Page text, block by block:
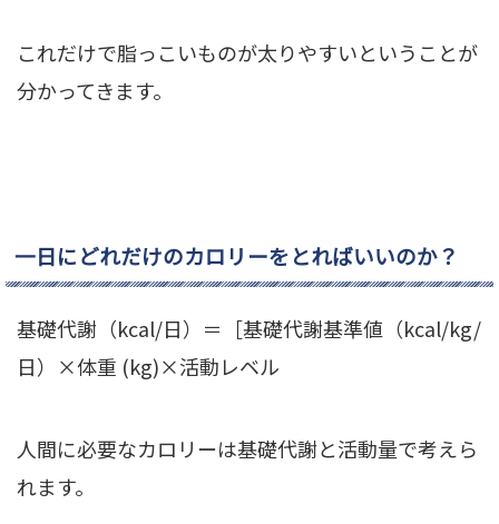
これだけで脂っこいものが太りやすいということが
分かってきます。
一日にどれだけのカロリーをとればいいのか？
基礎代謝（kcal/日）＝［基礎代謝基準値（kcal/kg/
日）×体重 (kg)×活動レベル
人間に必要なカロリーは基礎代謝と活動量で考えら
れます。